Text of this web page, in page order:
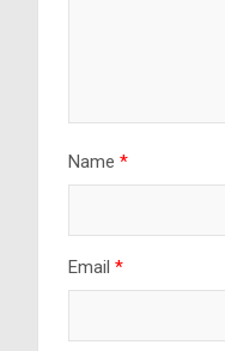
Name *
Email *